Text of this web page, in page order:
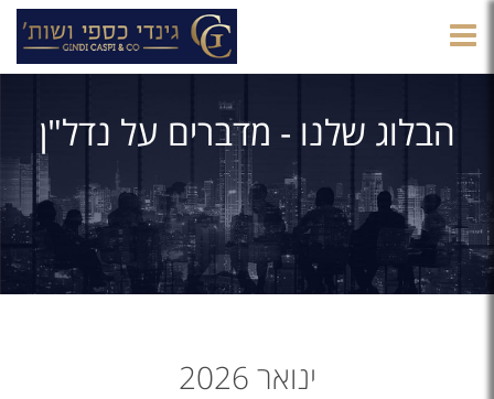
הצגת
תפריט
הבלוג שלנו - מדברים על נדל"ן
ינואר 2026